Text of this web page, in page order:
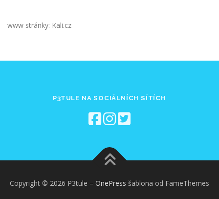
www stránky: Kali.cz
P3TULE NA SOCIÁLNÍCH SÍTÍCH
Copyright © 2026 P3tule – OnePress šablona od FameThemes